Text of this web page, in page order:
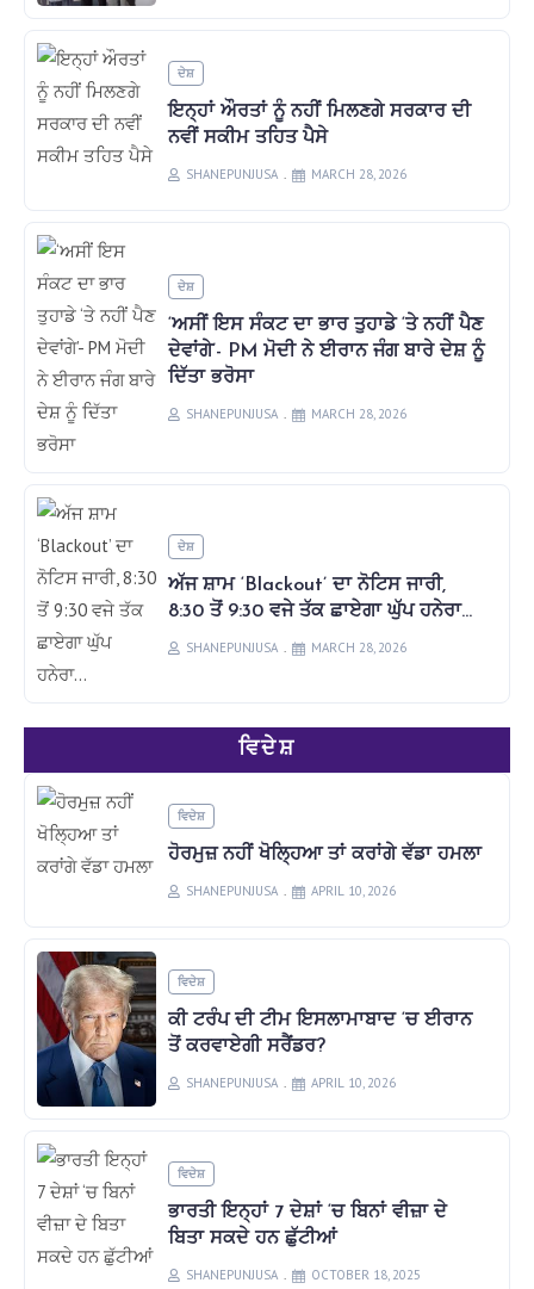
ਦੇਸ਼
ਇਨ੍ਹਾਂ ਔਰਤਾਂ ਨੂੰ ਨਹੀਂ ਮਿਲਣਗੇ ਸਰਕਾਰ ਦੀ
ਨਵੀਂ ਸਕੀਮ ਤਹਿਤ ਪੈਸੇ
SHANEPUNJUSA MARCH 28, 2026
ਦੇਸ਼
‘ਅਸੀਂ ਇਸ ਸੰਕਟ ਦਾ ਭਾਰ ਤੁਹਾਡੇ ‘ਤੇ ਨਹੀਂ ਪੈਣ
ਦੇਵਾਂਗੇ’- PM ਮੋਦੀ ਨੇ ਈਰਾਨ ਜੰਗ ਬਾਰੇ ਦੇਸ਼ ਨੂੰ
ਦਿੱਤਾ ਭਰੋਸਾ
SHANEPUNJUSA MARCH 28, 2026
ਦੇਸ਼
ਅੱਜ ਸ਼ਾਮ ‘Blackout’ ਦਾ ਨੋਟਿਸ ਜਾਰੀ,
8:30 ਤੋਂ 9:30 ਵਜੇ ਤੱਕ ਛਾਏਗਾ ਘੁੱਪ ਹਨੇਰਾ…
SHANEPUNJUSA MARCH 28, 2026
ਵਿਦੇਸ਼
ਵਿਦੇਸ਼
ਹੋਰਮੁਜ਼ ਨਹੀਂ ਖੋਲ੍ਹਿਆ ਤਾਂ ਕਰਾਂਗੇ ਵੱਡਾ ਹਮਲਾ
SHANEPUNJUSA APRIL 10, 2026
ਵਿਦੇਸ਼
ਕੀ ਟਰੰਪ ਦੀ ਟੀਮ ਇਸਲਾਮਾਬਾਦ ‘ਚ ਈਰਾਨ
ਤੋਂ ਕਰਵਾਏਗੀ ਸਰੈਂਡਰ?
SHANEPUNJUSA APRIL 10, 2026
ਵਿਦੇਸ਼
ਭਾਰਤੀ ਇਨ੍ਹਾਂ 7 ਦੇਸ਼ਾਂ ‘ਚ ਬਿਨਾਂ ਵੀਜ਼ਾ ਦੇ
ਬਿਤਾ ਸਕਦੇ ਹਨ ਛੁੱਟੀਆਂ
SHANEPUNJUSA OCTOBER 18, 2025